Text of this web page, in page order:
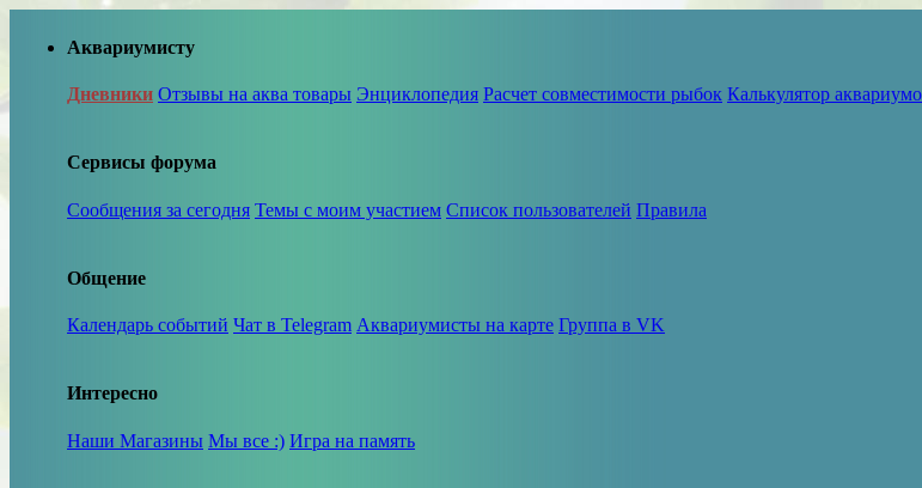
Аквариумисту
Дневники Отзывы на аква товары Энциклопедия Расчет совместимости рыбок Калькулятор
Сервисы форума
Сообщения за сегодня Темы с моим участием Список пользователей Правила
Общение
Календарь событий Чат в Telegram Аквариумисты на карте Группа в VK
Интересно
Наши Магазины Мы все :) Игра на память